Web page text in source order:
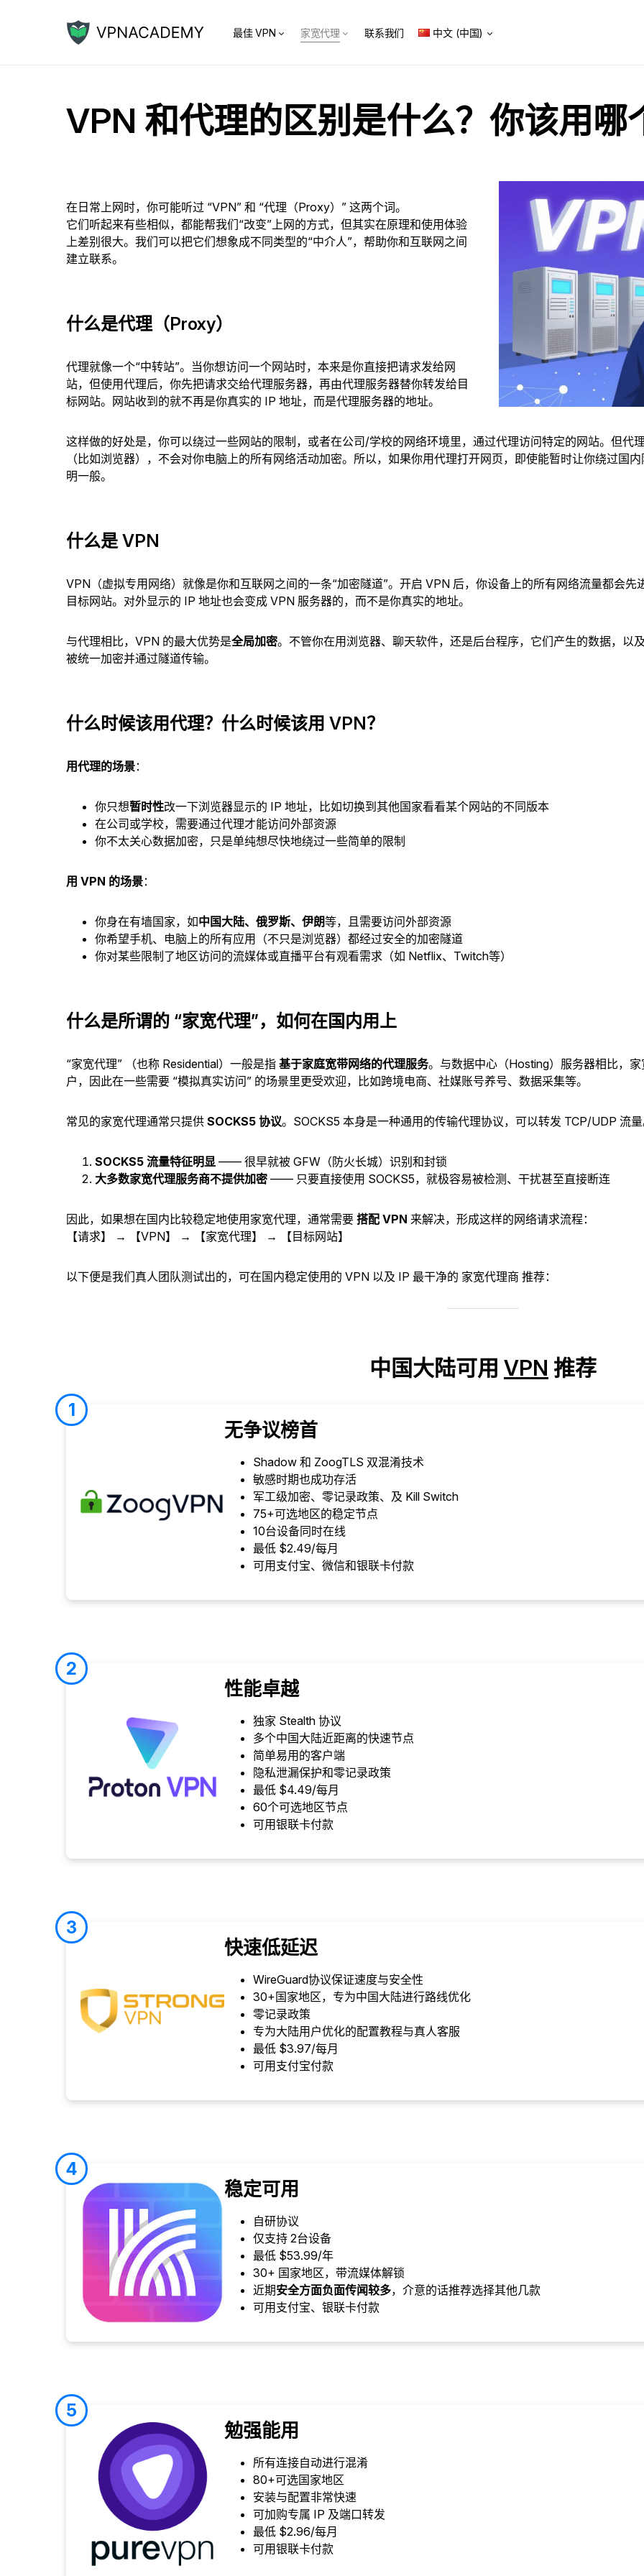
最佳 VPN 家宽代理 联系我们 中文 (中国)
VPN 和代理的区别是什么？你该用哪
在日常上网时，你可能听过 “VPN” 和 “代理（Proxy）” 这两个词。
它们听起来有些相似，都能帮我们“改变”上网的方式，但其实在原理和使用体验
上差别很大。我们可以把它们想象成不同类型的“中介人”，帮助你和互联网之间
建立联系。
什么是代理（Proxy）
代理就像一个“中转站”。当你想访问一个网站时，本来是你直接把请求发给网
站，但使用代理后，你先把请求交给代理服务器，再由代理服务器替你转发给目
标网站。网站收到的就不再是你真实的 IP 地址，而是代理服务器的地址。
这样做的好处是，你可以绕过一些网站的限制，或者在公司/学校的网络环境里，通过代理访问特定的网站。但代
（比如浏览器），不会对你电脑上的所有网络活动加密。所以，如果你用代理打开网页，即使能暂时让你绕过国
明一般。
什么是 VPN
VPN（虚拟专用网络）就像是你和互联网之间的一条“加密隧道”。开启 VPN 后，你设备上的所有网络流量都会
目标网站。对外显示的 IP 地址也会变成 VPN 服务器的，而不是你真实的地址。
与代理相比，VPN 的最大优势是全局加密。不管你在用浏览器、聊天软件，还是后台程序，它们产生的数据，以
被统一加密并通过隧道传输。
什么时候该用代理？什么时候该用 VPN？
用代理的场景：
你只想暂时性改一下浏览器显示的 IP 地址，比如切换到其他国家看看某个网站的不同版本
在公司或学校，需要通过代理才能访问外部资源
你不太关心数据加密，只是单纯想尽快地绕过一些简单的限制
用 VPN 的场景：
你身在有墙国家，如中国大陆、俄罗斯、伊朗等，且需要访问外部资源
你希望手机、电脑上的所有应用（不只是浏览器）都经过安全的加密隧道
你对某些限制了地区访问的流媒体或直播平台有观看需求（如 Netflix、Twitch等）
什么是所谓的 “家宽代理”，如何在国内用上
“家宽代理” （也称 Residential）一般是指 基于家庭宽带网络的代理服务。与数据中心（Hosting）服务器相比，
户，因此在一些需要 “模拟真实访问” 的场景里更受欢迎，比如跨境电商、社媒账号养号、数据采集等。
常见的家宽代理通常只提供 SOCKS5 协议。SOCKS5 本身是一种通用的传输代理协议，可以转发 TCP/UDP 流
SOCKS5 流量特征明显 —— 很早就被 GFW（防火长城）识别和封锁
大多数家宽代理服务商不提供加密 —— 只要直接使用 SOCKS5，就极容易被检测、干扰甚至直接断连
因此，如果想在国内比较稳定地使用家宽代理，通常需要 搭配 VPN 来解决，形成这样的网络请求流程：
【请求】
→ 【VPN】 → 【家宽代理】 → 【目标网站】
以下便是我们真人团队测试出的，可在国内稳定使用的 VPN 以及 IP 最干净的 家宽代理商 推荐：
中国大陆可用 VPN 推荐
1
无争议榜首
Shadow 和 ZoogTLS 双混淆技术
敏感时期也成功存活
军工级加密、零记录政策、及 Kill Switch
75+可选地区的稳定节点
10台设备同时在线
最低 $2.49/每月
可用支付宝、微信和银联卡付款
2
性能卓越
独家 Stealth 协议
多个中国大陆近距离的快速节点
简单易用的客户端
隐私泄漏保护和零记录政策
最低 $4.49/每月
60个可选地区节点
可用银联卡付款
3
快速低延迟
WireGuard协议保证速度与安全性
30+国家地区，专为中国大陆进行路线优化
零记录政策
专为大陆用户优化的配置教程与真人客服
最低 $3.97/每月
可用支付宝付款
4
稳定可用
自研协议
仅支持 2台设备
最低 $53.99/年
30+ 国家地区，带流媒体解锁
近期安全方面负面传闻较多，介意的话推荐选择其他几款
可用支付宝、银联卡付款
5
勉强能用
所有连接自动进行混淆
80+可选国家地区
安装与配置非常快速
可加购专属 IP 及端口转发
最低 $2.96/每月
可用银联卡付款